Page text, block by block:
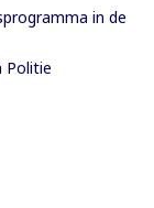
in de
Politie